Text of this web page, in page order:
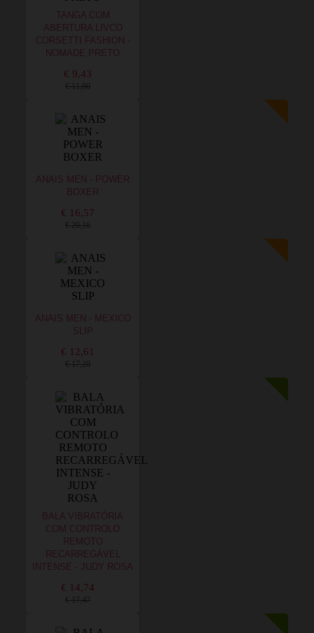
TANGA COM
ABERTURA LIVCO
CORSETTI FASHION -
NOMADE PRETO
€ 9,43
€ 11,00
ANAIS MEN - POWER
BOXER
€ 16,57
€ 20,16
ANAIS MEN - MEXICO
SLIP
€ 12,61
€ 17,20
BALA VIBRATÓRIA
COM CONTROLO
REMOTO
RECARREGÁVEL
INTENSE - JUDY ROSA
€ 14,74
€ 17,47